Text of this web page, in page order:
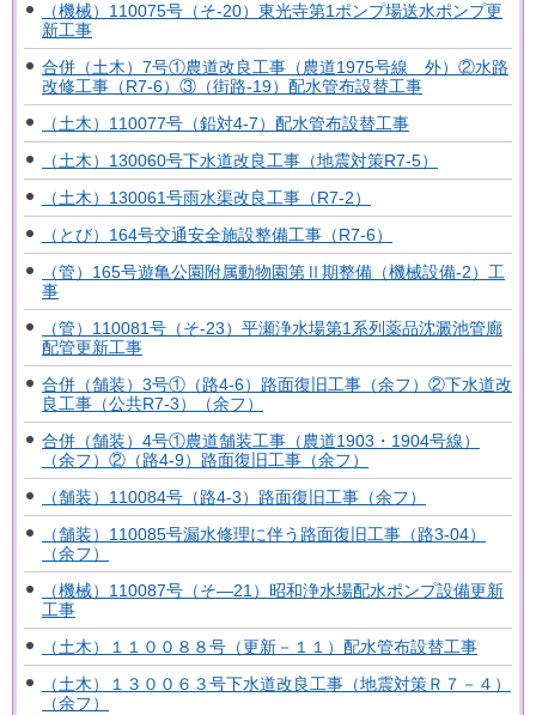
（機械）110075号（そ-20）東光寺第1ポンプ場送水ポンプ更
新工事
合併（土木）7号①農道改良工事（農道1975号線 外）②水路
改修工事（R7-6）③（街路-19）配水管布設替工事
（土木）110077号（鉛対4-7）配水管布設替工事
（土木）130060号下水道改良工事（地震対策R7-5）
（土木）130061号雨水渠改良工事（R7-2）
（とび）164号交通安全施設整備工事（R7-6）
（管）165号遊亀公園附属動物園第Ⅱ期整備（機械設備-2）工
事
（管）110081号（そ-23）平瀬浄水場第1系列薬品沈澱池管廊
配管更新工事
合併（舗装）3号①（路4-6）路面復旧工事（余フ）②下水道改
良工事（公共R7-3）（余フ）
合併（舗装）4号①農道舗装工事（農道1903・1904号線）
（余フ）②（路4-9）路面復旧工事（余フ）
（舗装）110084号（路4-3）路面復旧工事（余フ）
（舗装）110085号漏水修理に伴う路面復旧工事（路3-04）
（余フ）
（機械）110087号（そ―21）昭和浄水場配水ポンプ設備更新
工事
（土木）１１００８８号（更新－１１）配水管布設替工事
（土木）１３００６３号下水道改良工事（地震対策Ｒ７－４）
（余フ）